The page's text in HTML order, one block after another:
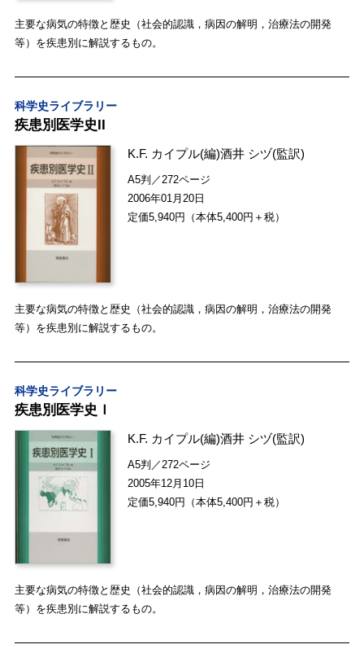
主要な病気の特徴と歴史（社会的認識，病因の解明，治療法の開発
等）を疾患別に解説するもの。
科学史ライブラリー
疾患別医学史II
K.F. カイプル(編)酒井 シヅ(監訳)
A5判／272ページ
2006年01月20日
定価5,940円（本体5,400円＋税）
主要な病気の特徴と歴史（社会的認識，病因の解明，治療法の開発
等）を疾患別に解説するもの。
科学史ライブラリー
疾患別医学史Ｉ
K.F. カイプル(編)酒井 シヅ(監訳)
A5判／272ページ
2005年12月10日
定価5,940円（本体5,400円＋税）
主要な病気の特徴と歴史（社会的認識，病因の解明，治療法の開発
等）を疾患別に解説するもの。